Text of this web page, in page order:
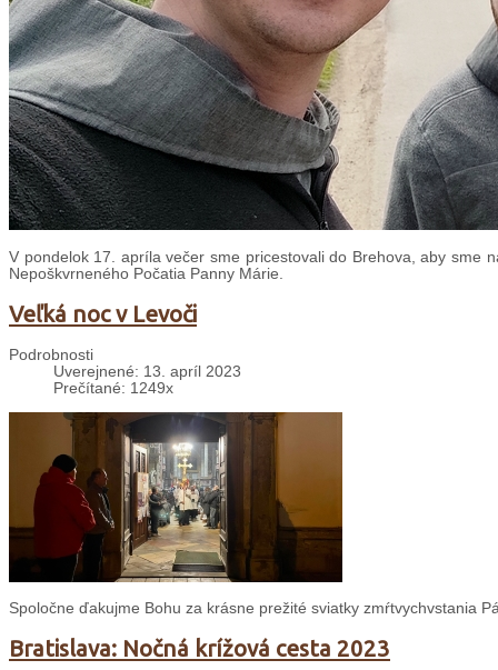
V pondelok 17. apríla večer sme pricestovali do Brehova, aby sme
Nepoškvrneného Počatia Panny Márie.
Veľká noc v Levoči
Podrobnosti
Uverejnené: 13. apríl 2023
Prečítané: 1249x
Spoločne ďakujme Bohu za krásne prežité sviatky zmŕtvychvstania
Bratislava: Nočná krížová cesta 2023